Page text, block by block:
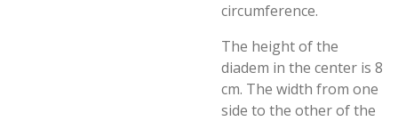
circumference.
The height of the
diadem in the center is 8
cm. The width from one
side to the other of the